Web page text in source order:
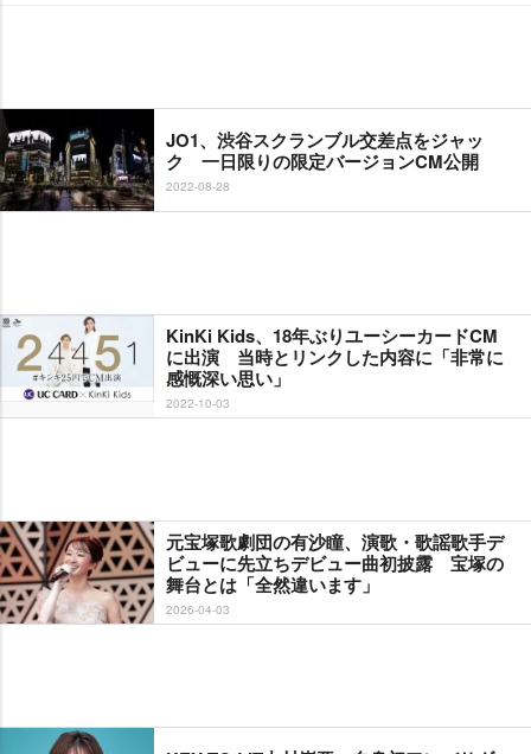
JO1、渋谷スクランブル交差点をジャッ
ク 一日限りの限定バージョンCM公開
2022-08-28
KinKi Kids、18年ぶりユーシーカードCM
に出演 当時とリンクした内容に「非常に
感慨深い思い」
2022-10-03
元宝塚歌劇団の有沙瞳、演歌・歌謡歌手デ
ビューに先立ちデビュー曲初披露 宝塚の
舞台とは「全然違います」
2026-04-03